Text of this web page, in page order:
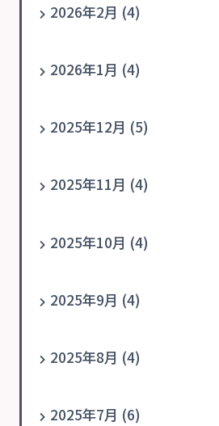
2026年2月 (4)
2026年1月 (4)
2025年12月 (5)
2025年11月 (4)
2025年10月 (4)
2025年9月 (4)
2025年8月 (4)
2025年7月 (6)